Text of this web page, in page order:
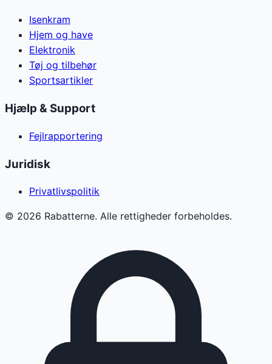
Isenkram
Hjem og have
Elektronik
Tøj og tilbehør
Sportsartikler
Hjælp & Support
Fejlrapportering
Juridisk
Privatlivspolitik
© 2026 Rabatterne. Alle rettigheder forbeholdes.